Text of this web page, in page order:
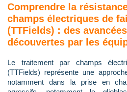
Comprendre la
champs électriques de
(TTFields) : des
découvertes par les
Le traitement par champs
(TTFields) représente une
notamment dans la prise en